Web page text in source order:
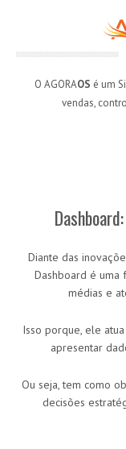
O AGORAOS é um
vendas,
Diante das
Dashboard é uma
médias e
Isso porque, ele
apresentar
Ou seja, tem como
decisões